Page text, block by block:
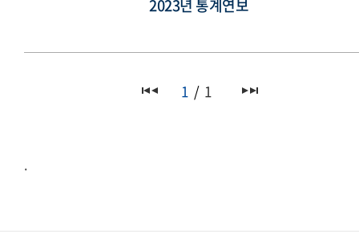
2023년 통계연보
1 1
.